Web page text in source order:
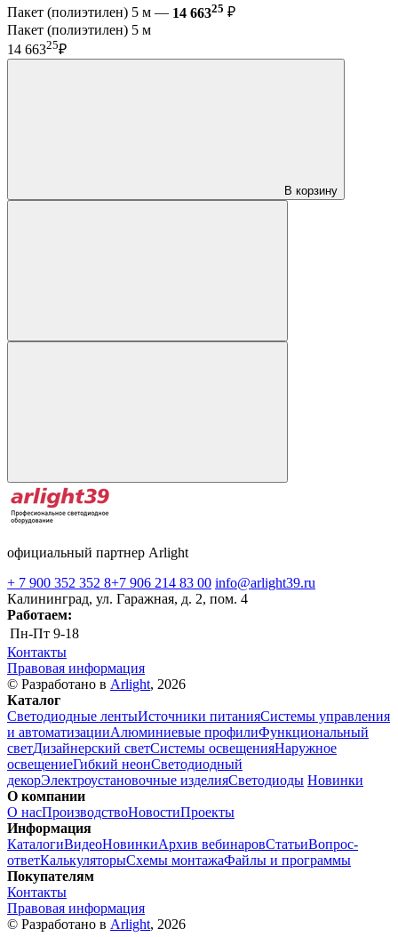
Пакет (полиэтилен) 5 м — 14 66325 ₽
Пакет (полиэтилен) 5 м
14 66325₽
В корзину
официальный партнер Arlight
+ 7 900 352 352 8+7 906 214 83 00 info@arlight39.ru
Калининград, ул. Гаражная, д. 2, пом. 4
Работаем:
Пн-Пт 9-18
Контакты
Правовая информация
© Разработано в Arlight, 2026
Каталог
Светодиодные лентыИсточники питанияСистемы управления
и автоматизацииАлюминиевые профилиФункциональный
светДизайнерский светСистемы освещенияНаружное
освещениеГибкий неонСветодиодный
декорЭлектроустановочные изделияСветодиоды Новинки
О компании
О насПроизводствоНовостиПроекты
Информация
КаталогиВидеоНовинкиАрхив вебинаровСтатьиВопрос-
ответКалькуляторыСхемы монтажаФайлы и программы
Покупателям
Контакты
Правовая информация
© Разработано в Arlight, 2026